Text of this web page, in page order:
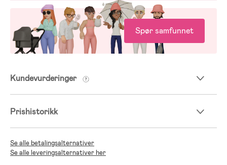
Spør samfunnet
Kundevurderinger
Prishistorikk
Se alle betalingsalternativer
Se alle leveringsalternativer her